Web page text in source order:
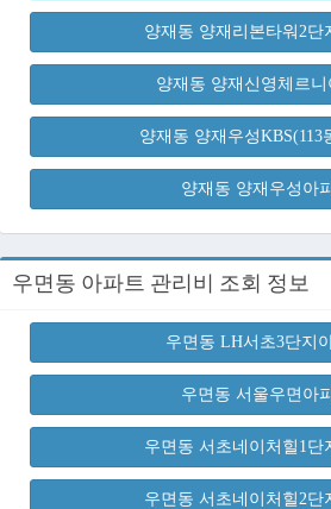
양재동 양재리본타워2단
양재동 양재신영체르니
양재동 양재우성KBS(113
양재동 양재우성아
우면동 아파트 관리비 조회 정보
우면동 LH서초3단지
우면동 서울우면아
우면동 서초네이처힐1단
우면동 서초네이처힐2단